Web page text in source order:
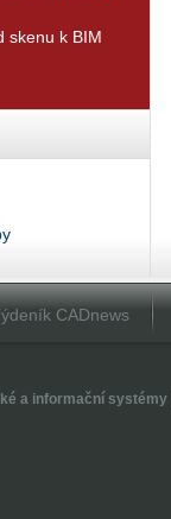
skenu k BIM
CADnews
a informační systémy|